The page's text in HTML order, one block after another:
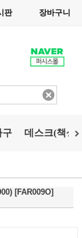
판 장바구니
구 데스크(책상)
[FAR009O]